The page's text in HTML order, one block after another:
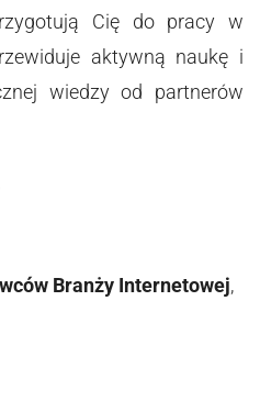
Cię do pracy w
aktywną naukę i
wiedzy od partnerów
Branży Internetowej,